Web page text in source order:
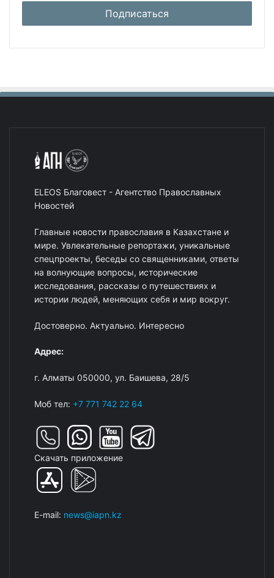
ELEOS Благовест - Агентство Православных
Новостей
Главные новости православия в Казахстане и
мире. Увлекательные репортажи, уникальные
спецпроекты, беседы со священниками, ответы
на волнующие вопросы, исторические
исследования, рассказы о путешествиях и
истории людей, меняющих себя и мир вокруг.
Достоверно. Актуально. Интересно
Адрес:
г. Алматы 050000, ул. Баишева, 28/5
Моб тел: +7 771 742 22 64
Скачать приложение
E-mail: news@iapn.kz